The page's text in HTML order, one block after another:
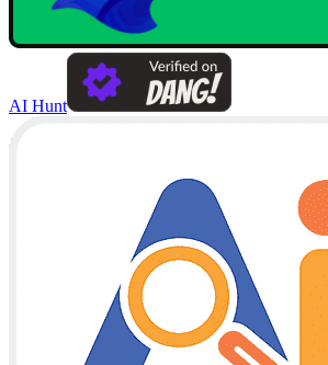
AI Hunt